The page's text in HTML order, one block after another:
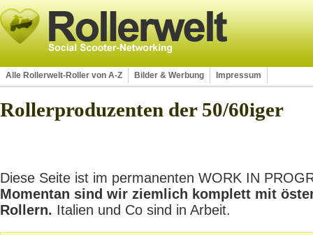
Alle Rollerwelt-Roller von A-Z Bilder & Werbung Impressum
Rollerproduzenten der 50/60iger
Diese Seite ist im permanenten WORK IN
Momentan sind wir ziemlich komplett mit
Rollern. Italien und Co sind in Arbeit.